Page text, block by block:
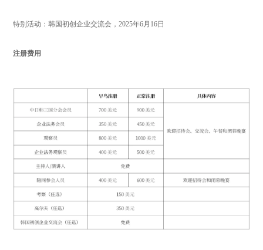
特别活动：韩国初创企业交流会，2025年6月16日
注册费用